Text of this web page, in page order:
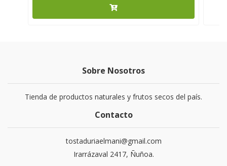
Sobre Nosotros
Tienda de productos naturales y frutos secos del país.
Contacto
tostaduriaelmani@gmail.com
Irarrázaval 2417, Ñuñoa.